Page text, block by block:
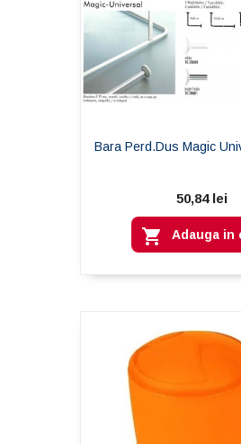
Bara Perd.dus Magic
50,84 lei
 Adauga in